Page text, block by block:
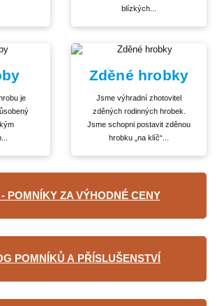
blízkých...
je
Zděné hrobky
Jsme výhradní zhotovitel
zděných rodinných hrobek.
Jsme schopni postavit zděnou
hrobku „na klíč“...
- POMNÍKY ZA VÝHODNÉ CENY
POMNÍKŮ A PŘÍSLUŠENSTVÍ